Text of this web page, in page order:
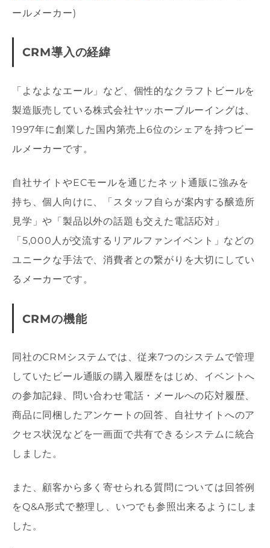
ールメーカー)
CRM導入の経緯
「よなよなエール」など、個性的なクラフトビールを
製造販売している株式会社ヤッホーブルーイングは、
1997年に創業した国内第売上6位のシェアを持つビー
ルメーカーです。
自社サイトやECモールを通じたネット通販に強みを
持ち、個人向けに、「スタッフ自らが案内する醸造所
見学」や「製品以外の話題も交えた電話応対」
「5,000人が交流するリアルファンイベント」などの
ユニークな手法で、消費者との繋がりを大切にしてい
るメーカーです。
CRMの機能
同社のCRMシステムでは、従来7つのシステムで管理
していたビール通販の購入履歴をはじめ、イベントへ
の参加記録、問い合わせ電話・メールへの応対履歴、
商品に同梱したアンケートの回答、自社サイトへのア
クセス状況などを一画面で共有できるシステムに統合
しました。
また、顧客から多く寄せられる質問については回答例
をQ&A形式で整理し、いつでも参照出来るようにしま
した。